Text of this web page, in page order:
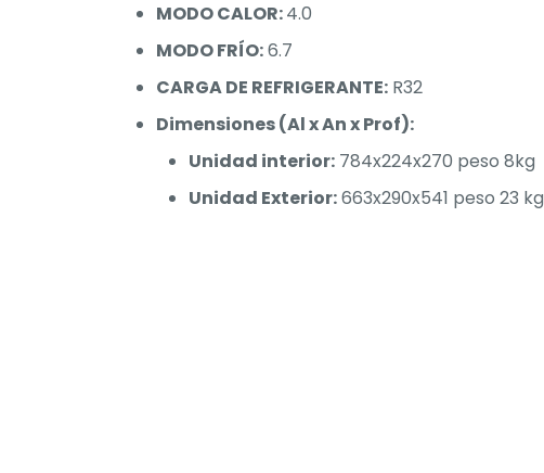
MODO CALOR:4.0
MODO FRÍO:6.7
CARGA DE REFRIGERANTE: R32
Dimensiones (Al x An x Prof):
Unidad interior: 784x224x270 peso 8kg
Unidad Exterior:663x290x541 peso 23 kg